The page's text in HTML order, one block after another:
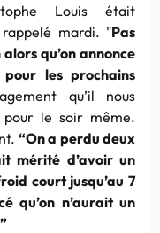
Louis était
rappelé mardi. "Pas
qu’on annonce
les prochains
qu’il nous
pour le soir même.
“On a perdu deux
mérité d’avoir un
court jusqu’au 7
qu’on n’aurait un